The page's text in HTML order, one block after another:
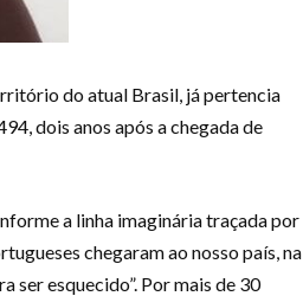
do atual Brasil, já pertencia
dois anos após a chegada de
a linha imaginária traçada por
chegaram ao nosso país, na
ser esquecido”. Por mais de 30